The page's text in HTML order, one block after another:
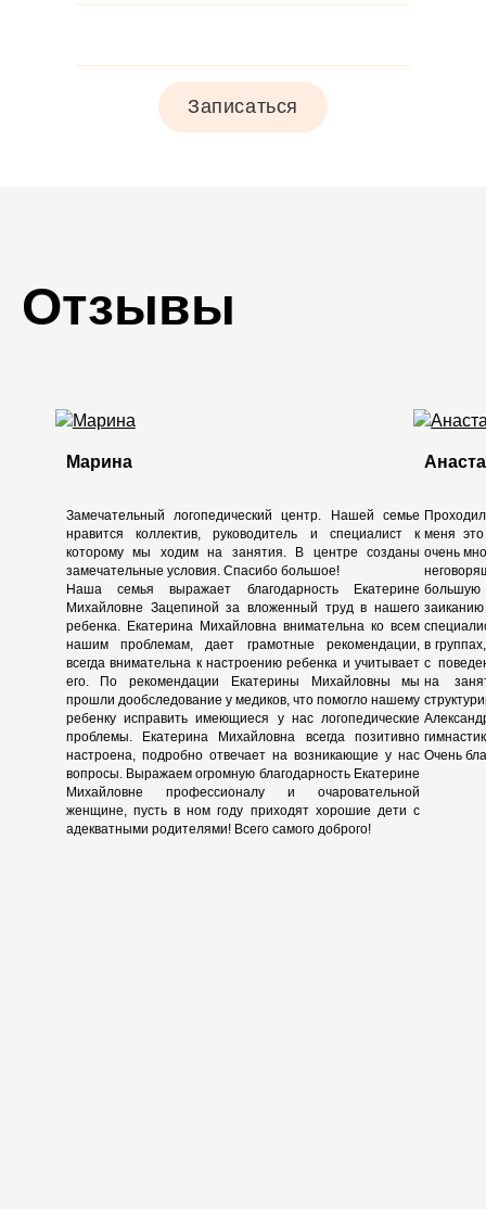
Записаться
Отзывы
Марина
Замечательный логопедический центр. Нашей семье
нравится коллектив, руководитель и специалист к
которому мы ходим на занятия. В центре созданы
замечательные условия. Спасибо большое!
Наша семья выражает благодарность Екатерине
Михайловне Зацепиной за вложенный труд в нашего
ребенка. Екатерина Михайловна внимательна ко всем
нашим проблемам, дает грамотные рекомендации,
всегда внимательна к настроению ребенка и учитывает
его. По рекомендации Екатерины Михайловны мы
прошли дообследование у медиков, что помогло нашему
ребенку исправить имеющиеся у нас логопедические
проблемы. Екатерина Михайловна всегда позитивно
настроена, подробно отвечает на возникающие у нас
вопросы. Выражаем огромную благодарность Екатерине
Михайловне профессионалу и очаровательной
женщине, пусть в ном году приходят хорошие дети с
адекватными родителями! Всего самого доброго!
меня
очень
большую
в
с
на
Очень